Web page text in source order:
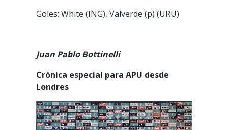
Goles: White (ING), Valverde (p) (URU)
Juan Pablo Bottinelli
Crónica especial para APU desde
Londres